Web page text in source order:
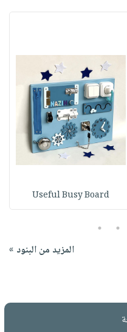
Useful Busy Board
4
5
المزيد من البنود »